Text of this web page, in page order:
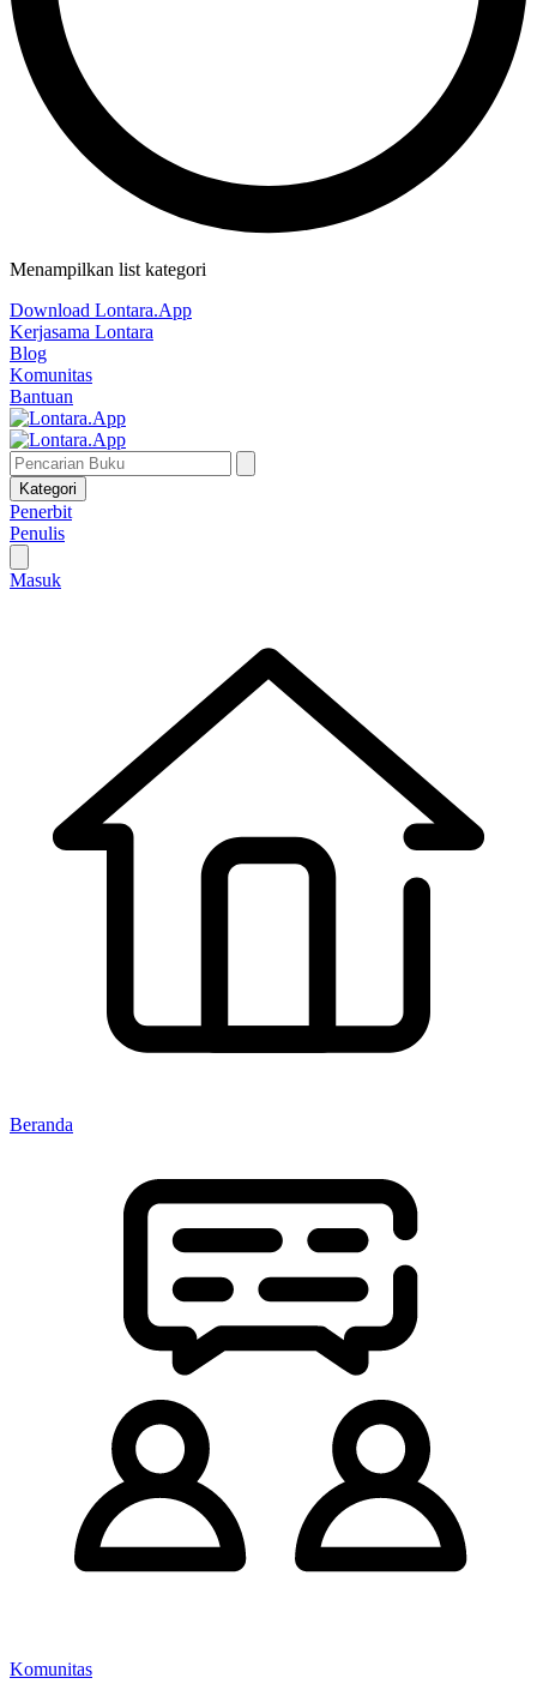
Menampilkan list kategori
Download Lontara.App
Kerjasama Lontara
Blog
Komunitas
Bantuan
Kategori
Penerbit
Penulis
Masuk
Beranda
Komunitas